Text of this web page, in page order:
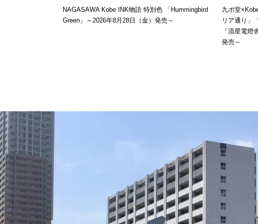
NAGASAWA Kobe INK物語 特別色 「Hummingbird
Green」～2026年8月28日（金）発売～
九ポ堂
リア通り」
「流星電
発売～